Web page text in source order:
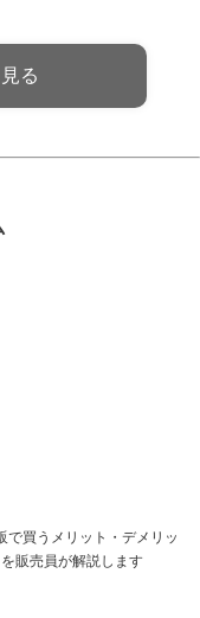
る
で買うメリット・デメリッ
を販売員が解説します